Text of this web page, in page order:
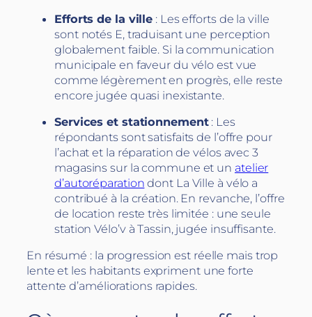
Efforts de la ville : Les efforts de la ville
sont notés E, traduisant une perception
globalement faible. Si la communication
municipale en faveur du vélo est vue
comme légèrement en progrès, elle reste
encore jugée quasi inexistante.
Services et stationnement: Les
répondants sont satisfaits de l’offre pour
l’achat et la réparation de vélos avec 3
magasins sur la commune et un atelier
d’autoréparation dont La Ville à vélo a
contribué à la création. En revanche, l’offre
de location reste très limitée : une seule
station Vélo’v à Tassin, jugée insuffisante.
En résumé : la progression est réelle mais trop
lente et les habitants expriment une forte
attente d’améliorations rapides.